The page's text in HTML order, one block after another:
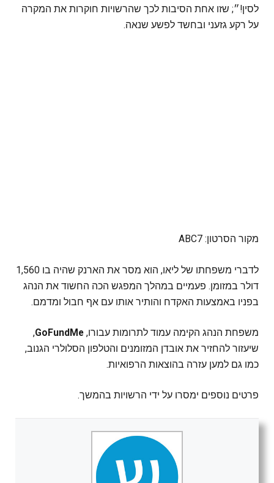
לסין!״; שזו אחת הסיבות לכך שהרשויות חוקרות את המקרה
על רקע גזעני ובחשד לפשע שנאה.
מקור הסרטון: ABC7
לדברי משפחתו של ליאו, הוא מסר את הארנק שהיה בו 1,560
דולר במזומן. פעמיים במהלך המפגש הכה החשוד את הנהג
בפניו באמצעות האקדח והותיר אותו עם אף חבול ומדמם.
משפחת הנהג הקימה עמוד לתרומות עבורו, GoFundMe
,
שיעזור להחזיר את אובדן המזומנים והטלפון הסלולרי הגנוב,
כמו גם למען עזרה בהוצאות הרפואיות.
פרטים נוספים ימסרו על ידי הרשויות בהמשך.